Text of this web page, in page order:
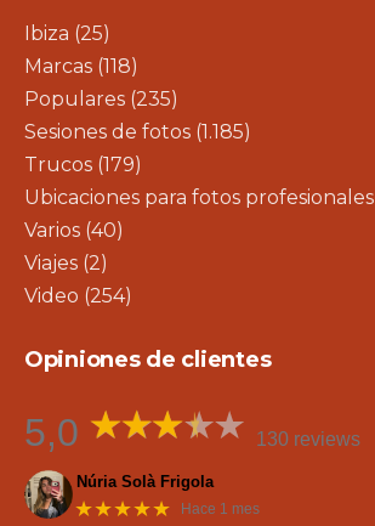
Ibiza (25)
Marcas (118)
Populares (235)
Sesiones de fotos (1.185)
Trucos (179)
Ubicaciones para fotos profesionales
Varios (40)
Viajes (2)
Video (254)
Opiniones de clientes
5,0 130 reviews
Núria Solà Frigola
★★★★★ Hace 1 mes